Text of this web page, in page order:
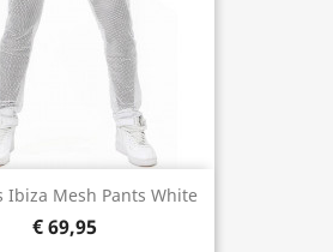
Ibiza Mesh Pants White
€ 69,95